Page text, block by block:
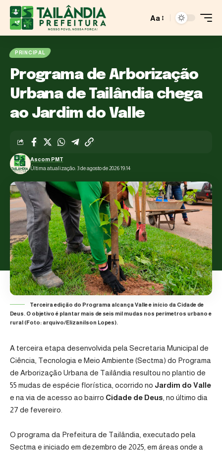
Aa
PRINCIPAL
Programa de Arborização
Urbana de Tailândia chega
ao Jardim do Valle
Última atualização: 3 de agosto de 2026 19:14
Ascom PMT
Terceira edição do Programa alcança Valle e início da Cidade de
Deus. O objetivo é plantar mais de seis mil mudas nos perímetros urbano e
rural (Foto: arquivo/Elizanilson Lopes).
A terceira etapa desenvolvida pela Secretaria Municipal de
Ciência, Tecnologia e Meio Ambiente (Sectma) do Programa
de Arborização Urbana de Tailândia resultou no plantio de
55 mudas de espécie florística, ocorrido no Jardim do Valle
e na via de acesso ao bairro Cidade de Deus , no último dia
27 de fevereiro.
O programa da Prefeitura de Tailândia , executado pela
Sectma e iniciado em dezembro de 2025 , em áreas onde a